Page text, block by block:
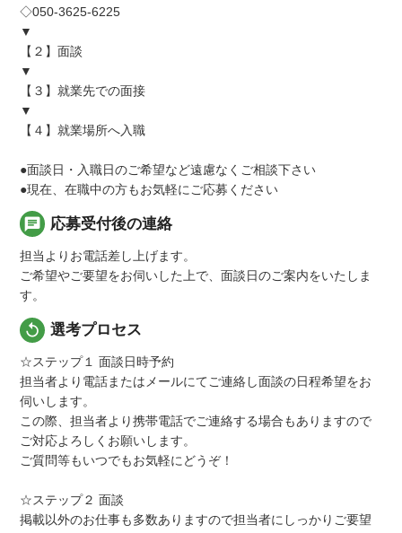
◇050-3625-6225
▼
【２】面談
▼
【３】就業先での面接
▼
【４】就業場所へ入職
●面談日・入職日のご希望など遠慮なくご相談下さい
●現在、在職中の方もお気軽にご応募ください
chat 応募受付後の連絡
担当よりお電話差し上げます。
ご希望やご要望をお伺いした上で、面談日のご案内をいたしま
す。
replay 選考プロセス
☆ステップ１ 面談日時予約
担当者より電話またはメールにてご連絡し面談の日程希望をお
伺いします。
この際、担当者より携帯電話でご連絡する場合もありますので
ご対応よろしくお願いします。
ご質問等もいつでもお気軽にどうぞ！
☆ステップ２ 面談
掲載以外のお仕事も多数ありますので担当者にしっかりご要望